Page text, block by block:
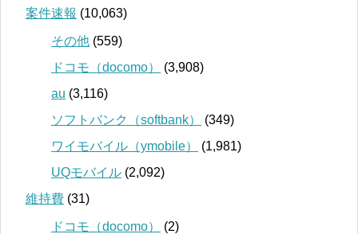
案件速報 (10,063)
その他 (559)
ドコモ（docomo）
(3,908)
au (3,116)
ソフトバンク（softbank）
(349)
ワイモバイル（ymobile）
(1,981)
UQモバイル (2,092)
維持費 (31)
ドコモ（docomo）
(2)